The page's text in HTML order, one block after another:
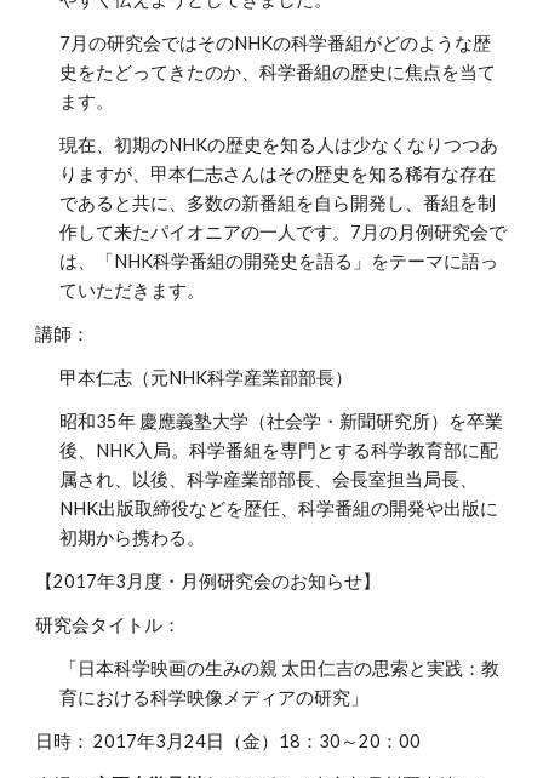
7月の研究会ではそのNHKの科学番組がどのような歴
史をたどってきたのか、科学番組の歴史に焦点を当て
ます。
現在、初期のNHKの歴史を知る人は少なくなりつつあ
りますが、甲本仁志さんはその歴史を知る稀有な存在
であると共に、多数の新番組を自ら開発し、番組を制
作して来たパイオニアの一人です。7月の月例研究会で
は、「NHK科学番組の開発史を語る」をテーマに語っ
ていただきます。
講師：
甲本仁志（元NHK科学産業部部長）
昭和35年 慶應義塾大学（社会学・新聞研究所）を卒業
後、NHK入局。科学番組を専門とする科学教育部に配
属され、以後、科学産業部部長、会長室担当局長、
NHK出版取締役などを歴任、科学番組の開発や出版に
初期から携わる。
【2017年3月度・月例研究会のお知らせ】
研究会タイトル：
「日本科学映画の生みの親 太田仁吉の思索と実践：教
育における科学映像メディアの研究」
日時： 2017年3月24日（金）18：30～20：00